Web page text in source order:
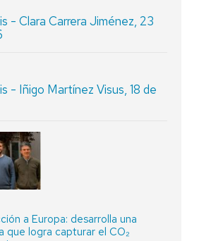
- Clara Carrera Jiménez, 23
- Iñigo Martínez Visus, 18 de
a Europa: desarrolla una
que logra capturar el CO₂